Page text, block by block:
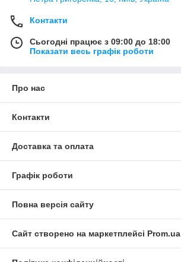
Контакти
Сьогодні працює з 09:00 до 18:00
Показати весь графік роботи
Про нас
Контакти
Доставка та оплата
Графік роботи
Повна версія сайту
Сайт створено на маркетплейсі Prom.ua